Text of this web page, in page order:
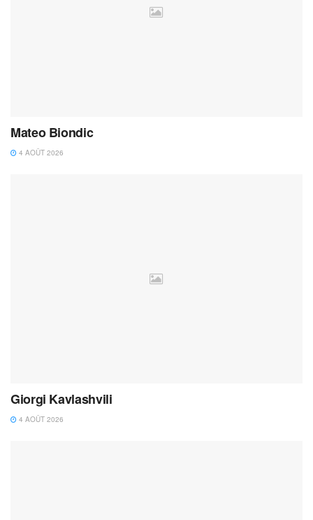
Mateo Biondic
4 AOÛT 2026
Giorgi Kavlashvili
4 AOÛT 2026